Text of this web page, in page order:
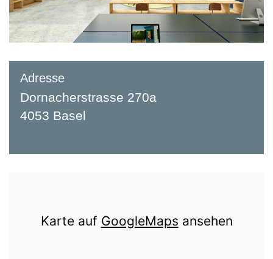
Adresse
Dornacherstrasse 270a
4053 Basel
Karte auf GoogleMaps ansehen